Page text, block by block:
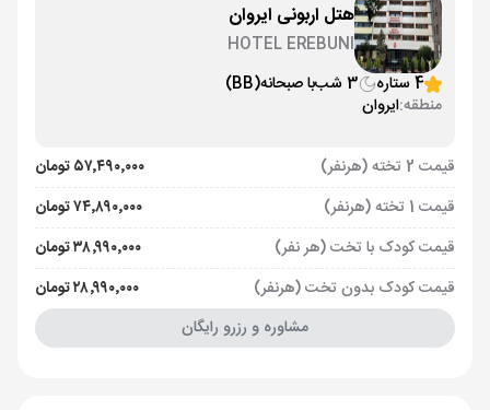
هتل اربونی ایروان
HOTEL EREBUNI
4 ستاره
3 شب با صبحانه(BB)
منطقه:ایروان
قیمت 2 تخته (هرنفر)
۵۷٬۴۹۰٬۰۰۰ تومان
قیمت 1 تخته (هرنفر)
۷۴٬۸۹۰٬۰۰۰ تومان
قیمت کودک با تخت (هر نفر)
۳۸٬۹۹۰٬۰۰۰ تومان
قیمت کودک بدون تخت (هرنفر)
۲۸٬۹۹۰٬۰۰۰ تومان
مشاوره و رزرو رایگان